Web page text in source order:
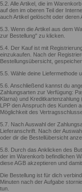
5.2. Alle Artikel, die im
auf den im oberen Teil der
auch Artikel gelöscht oder deren
5.3. Wenn die Artikel aus dem
zur Bestellung" zu klicken.
5.4. Der Kauf ist mit
einzukaufen. Nach der
Bestellungsübersicht,
5.5. Wähle deine Liefermethode
5.6. Anschließend kannst du
Zahlungsarten zur Verfügung:
Klarna) und
LPP den Anspruch des Kunden
Möglichkeit des
5.7. Nach Auswahl der
Lieferanschrift. Nach der
oder dir die Bestellübersicht
5.8. Durch das Anklicken des
der im Warenkorb befindlichen
diese AGB akzeptieren und
Die Bestellung ist für dich
Minuten nach der Aufgabe
tun.